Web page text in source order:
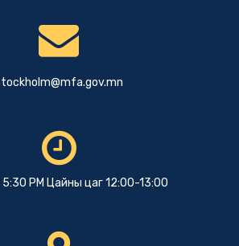
PM Цайны цаг 12:00-13:00